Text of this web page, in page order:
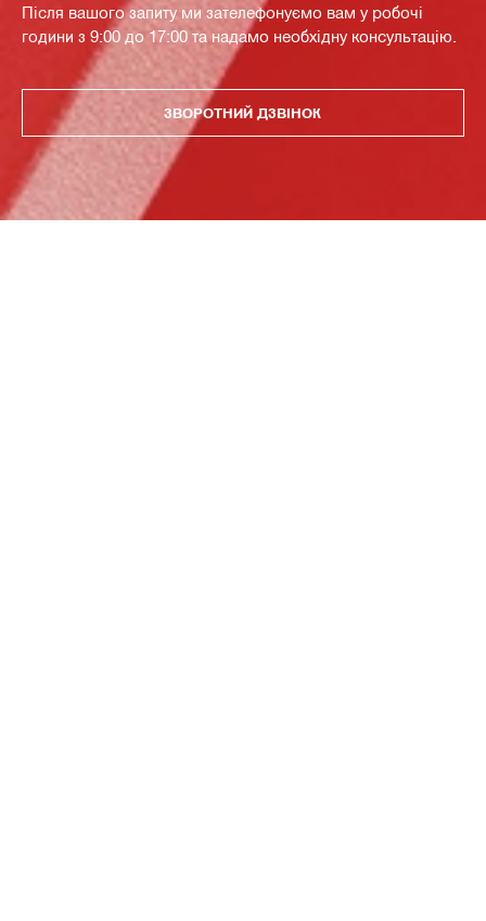
Після вашого запиту ми зателефонуємо вам у робочі
години з 9:00 до 17:00 та надамо необхідну консультацію.
ЗВОРОТНИЙ ДЗВІНОК